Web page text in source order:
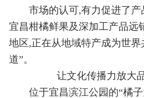
市场的认可,有力促进了产
宜昌柑橘鲜果及深加工产品远
地区,正在从地域特产成为世界
道”。
让文化传播力放大品
位于宜昌滨江公园的“橘子